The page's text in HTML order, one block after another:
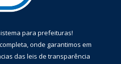
para prefeituras!
completa, onde garantimos em
das leis de transparência